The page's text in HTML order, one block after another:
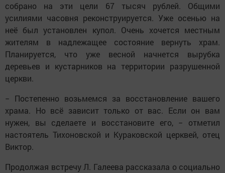
собрано на эти цели 67 тысяч рублей. Общими
усилиями часовня реконструируется. Уже осенью на
неё был установлен купол. Очень хочется местным
жителям в надлежащее состояние вернуть храм.
Планируется, что уже весной начнется вырубка
деревьев и кустарников на территории разрушенной
церкви.
− Постепенно возьмемся за восстановление вашего
храма. Но всё зависит только от вас. Если он вам
нужен, вы сделаете и восстановите его, − отметил
настоятель Тихоновской и Кураковской церквей, отец
Виктор.
Продолжая встречу Л. Галеева рассказала о социально